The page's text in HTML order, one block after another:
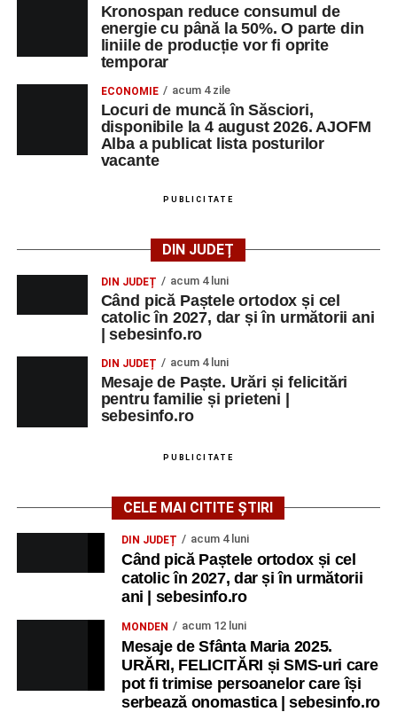
Kronospan reduce consumul de
energie cu până la 50%. O parte din
liniile de producție vor fi oprite
temporar
ECONOMIE acum 4 zile
Locuri de muncă în Săsciori,
disponibile la 4 august 2026. AJOFM
Alba a publicat lista posturilor
vacante
PUBLICITATE
DIN JUDEȚ
DIN JUDEȚ acum 4 luni
Când pică Paștele ortodox și cel
catolic în 2027, dar și în următorii ani
| sebesinfo.ro
DIN JUDEȚ acum 4 luni
Mesaje de Paște. Urări și felicitări
pentru familie și prieteni |
sebesinfo.ro
PUBLICITATE
CELE MAI CITITE ȘTIRI
DIN JUDEȚ acum 4 luni
Când pică Paștele ortodox și cel
catolic în 2027, dar și în următorii
ani | sebesinfo.ro
MONDEN acum 12 luni
Mesaje de Sfânta Maria 2025.
URĂRI, FELICITĂRI și SMS-uri care
pot fi trimise persoanelor care își
serbează onomastica | sebesinfo.ro